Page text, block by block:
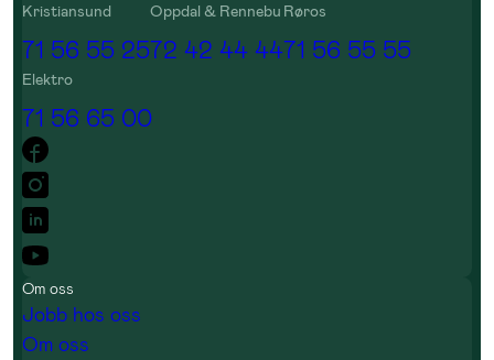
Kristiansund
71 56 55 25
Oppdal & Rennebu
72 42 44 44
Røros
71 56 55 55
Elektro
71 56 65 00
Om oss
Jobb hos oss
Om oss